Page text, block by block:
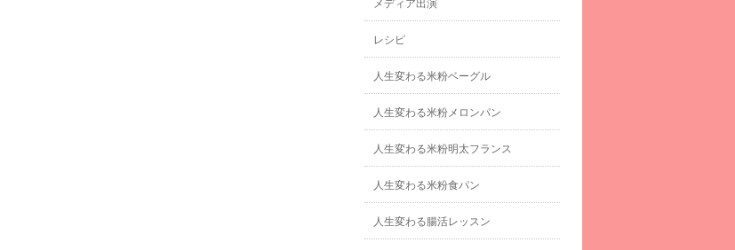
メディア出演
レシピ
人生変わる米粉ベーグル
人生変わる米粉メロンパン
人生変わる米粉明太フランス
人生変わる米粉食パン
人生変わる腸活レッスン